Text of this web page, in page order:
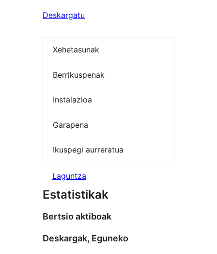
Deskargatu
Xehetasunak
Berrikuspenak
Instalazioa
Garapena
Ikuspegi aurreratua
Laguntza
Estatistikak
Bertsio aktiboak
Deskargak, Eguneko